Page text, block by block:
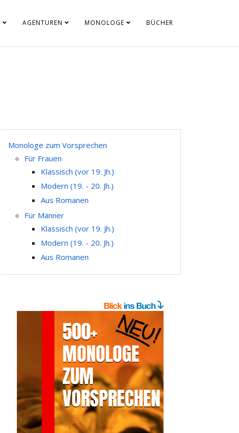
AGENTUREN MONOLOGE BÜCHER
Monologe zum Vorsprechen
Für Frauen
Klassisch (vor 19. Jh.)
Modern (19. - 20. Jh.)
Aus Romanen
Für Männer
Klassisch (vor 19. Jh.)
Modern (19. - 20. Jh.)
Aus Romanen